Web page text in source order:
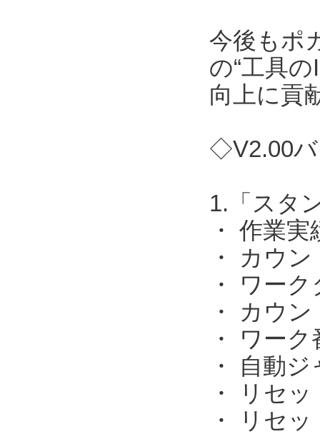
今後もポ
の“工具
向上に貢
◇V2.00バ
1.「スタ
・ 作業
・ カウ
・ ワー
・ カウ
・ ワー
・ 自動
・ リセ
・ リセ